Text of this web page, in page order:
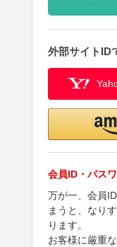
外部サイトID
会員ID・パス
万が一、会員
まうと、なり
ります。
お客様に厳重